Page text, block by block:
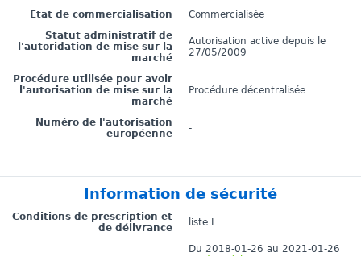
Etat de commercialisation
Commercialisée
Statut administratif de
l'autoridation de mise sur la
marché
Autorisation active depuis le
27/05/2009
Procédure utilisée pour avoir
l'autorisation de mise sur la
marché
Procédure décentralisée
Numéro de l'autorisation
européenne
-
Information de sécurité
Conditions de prescription et
de délivrance
liste I
Du 2018-01-26 au 2021-01-26